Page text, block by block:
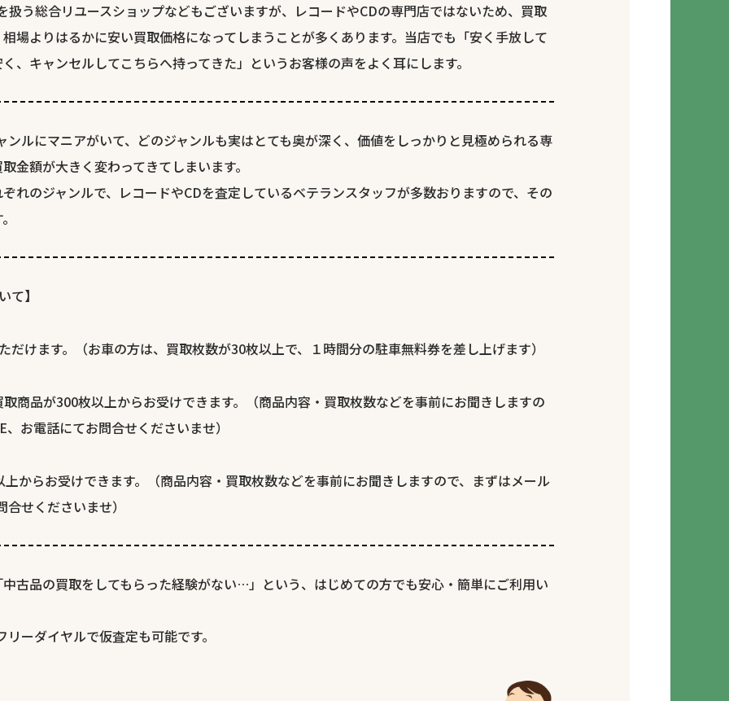
扱う総合リユースショップなどもございますが、レコードやCDの専門店ではないため、買取
場よりはるかに安い買取価格になってしまうことが多くあります。当店でも「安く手放して
、キャンセルしてこちらへ持ってきた」というお客様の声をよく耳にします。
ンルにマニアがいて、どのジャンルも実はとても奥が深く、価値をしっかりと見極められる専
金額が大きく変わってきてしまいます。
れのジャンルで、レコードやCDを査定しているベテランスタッフが多数おりますので、その
て】
けます。（お車の方は、買取枚数が30枚以上で、１時間分の駐車無料券を差し上げます）
商品が300枚以上からお受けできます。（商品内容・買取枚数などを事前にお聞きしますの
お電話にてお問合せくださいませ）
からお受けできます。（商品内容・買取枚数などを事前にお聞きしますので、まずはメール
せくださいませ）
古品の買取をしてもらった経験がない…」という、はじめての方でも安心・簡単にご利用い
ーダイヤルで仮査定も可能です。